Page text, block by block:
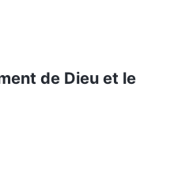
de Dieu et le